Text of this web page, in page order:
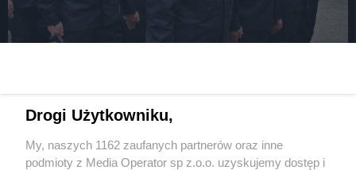
4300 zł pensji brutto plus dodatki
Wydawca mediów lokalnych
Drogi Użytkowniku,
My, naszych 1162 zaufanych partnerów oraz inne
podmioty z Media Operator sp z.o.o. uzyskujemy dostęp i